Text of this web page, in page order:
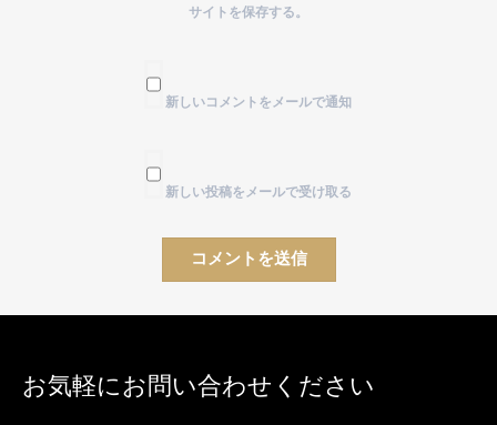
サイトを保存する。
新しいコメントをメールで通知
新しい投稿をメールで受け取る
お気軽にお問い合わせください